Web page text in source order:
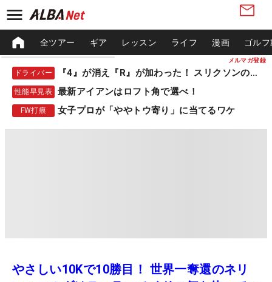
メルマガ登録
全ツアー ギア レッスン ライフ 漫画 ゴル
ドライバー 『4』が消え『R』が加わった！ スリクソンの新作
性能早見表 最新アイアンはロフト角で選べ！
FW打痕 女子プロが「ややトウ寄り」に当てるワケ
やさしい10Kで10勝目！ 世界一奪還のネリ